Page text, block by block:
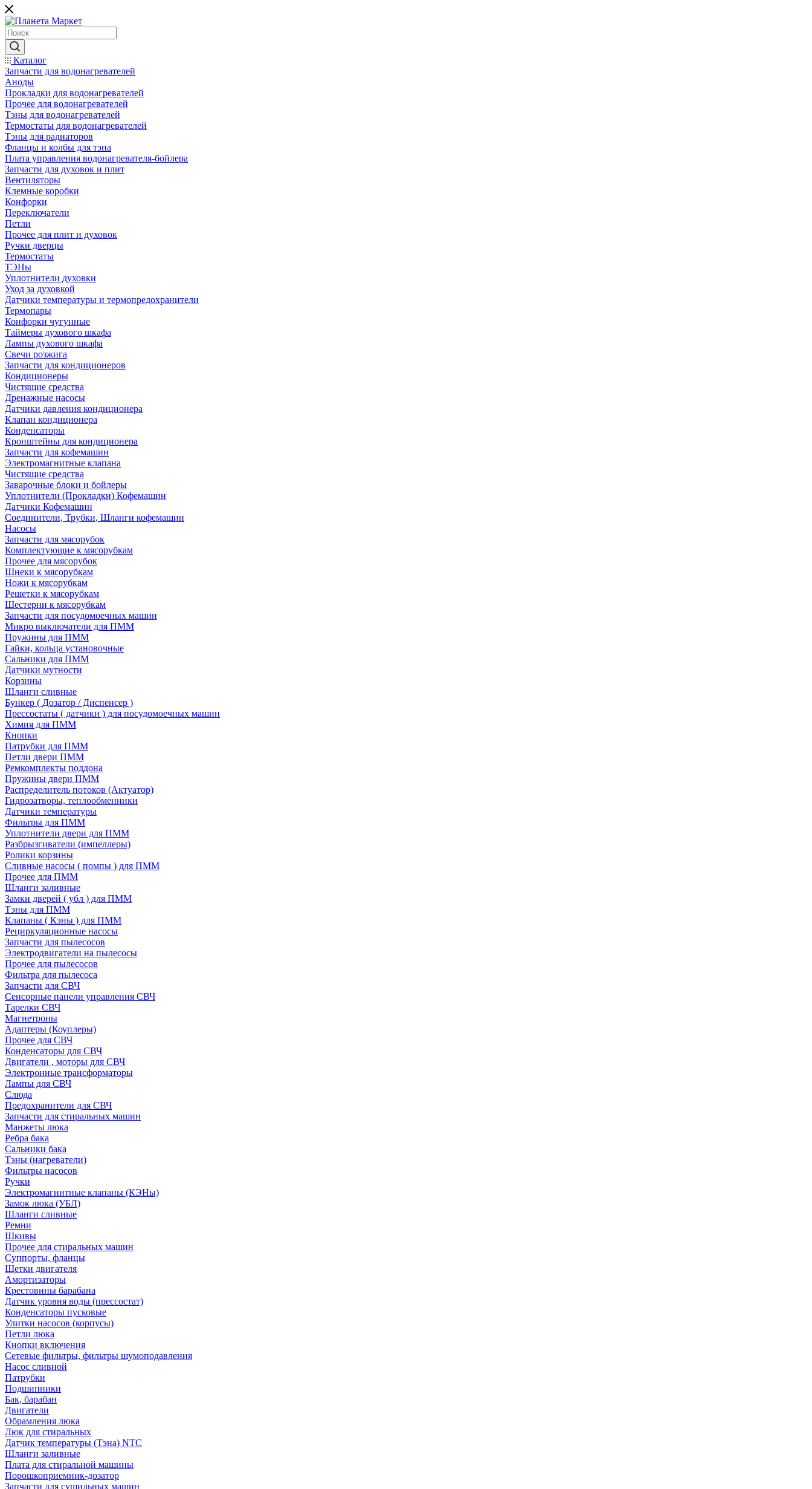
Каталог
Запчасти для водонагревателей
Аноды
Прокладки для водонагревателей
Прочее для водонагревателей
Тэны для водонагревателей
Термостаты для водонагревателей
Тэны для радиаторов
Фланцы и колбы для тэна
Плата управления водонагревателя-бойлера
Запчасти для духовок и плит
Вентиляторы
Клемные коробки
Конфорки
Переключатели
Петли
Прочее для плит и духовок
Ручки дверцы
Термостаты
ТЭНы
Уплотнители духовки
Уход за духовкой
Датчики температуры и термопредохранители
Термопары
Конфорки чугунные
Таймеры духового шкафа
Лампы духового шкафа
Свечи розжига
Запчасти для кондиционеров
Кондиционеры
Чистящие средства
Дренажные насосы
Датчики давления кондиционера
Клапан кондиционера
Конденсаторы
Кронштейны для кондиционера
Запчасти для кофемашин
Электромагнитные клапана
Чистящие средства
Заварочные блоки и бойлеры
Уплотнители (Прокладки) Кофемашин
Датчики Кофемашин
Соединители, Трубки, Шланги кофемашин
Насосы
Запчасти для мясорубок
Комплектующие к мясорубкам
Прочее для мясорубок
Шнеки к мясорубкам
Ножи к мясорубкам
Решетки к мясорубкам
Шестерни к мясорубкам
Запчасти для посудомоечных машин
Микро выключатели для ПММ
Пружины для ПММ
Гайки, кольца установочные
Сальники для ПММ
Датчики мутности
Корзины
Шланги сливные
Бункер ( Дозатор / Диспенсер )
Прессостаты ( датчики ) для посудомоечных машин
Химия для ПММ
Кнопки
Патрубки для ПММ
Петли двери ПММ
Ремкомплекты поддона
Пружины двери ПММ
Распределитель потоков (Актуатор)
Гидрозатворы, теплообменники
Датчики температуры
Фильтры для ПММ
Уплотнители двери для ПММ
Разбрызгиватели (импеллеры)
Ролики корзины
Сливные насосы ( помпы ) для ПММ
Прочее для ПММ
Шланги заливные
Замки дверей ( убл ) для ПММ
Тэны для ПММ
Клапаны ( Кэны ) для ПММ
Рециркуляционные насосы
Запчасти для пылесосов
Электродвигатели на пылесосы
Прочее для пылесосов
Фильтра для пылесоса
Запчасти для СВЧ
Сенсорные панели управления СВЧ
Тарелки СВЧ
Магнетроны
Адаптеры (Коуплеры)
Прочее для СВЧ
Конденсаторы для СВЧ
Двигатели , моторы для СВЧ
Электронные трансформаторы
Лампы для СВЧ
Слюда
Предохранители для СВЧ
Запчасти для стиральных машин
Манжеты люка
Ребра бака
Сальники бака
Тэны (нагреватели)
Фильтры насосов
Ручки
Электромагнитные клапаны (КЭНы)
Замок люка (УБЛ)
Шланги сливные
Ремни
Шкивы
Прочее для стиральных машин
Суппорты, фланцы
Щетки двигателя
Амортизаторы
Крестовины барабана
Датчик уровня воды (прессостат)
Конденсаторы пусковые
Улитки насосов (корпусы)
Петли люка
Кнопки включения
Сетевые фильтры, фильтры шумоподавления
Насос сливной
Патрубки
Подшипники
Бак, барабан
Двигатели
Обрамления люка
Люк для стиральных
Датчик температуры (Тэна) NTC
Шланги заливные
Плата для стиральной машины
Порошкоприемник-дозатор
Запчасти для сушильных машин